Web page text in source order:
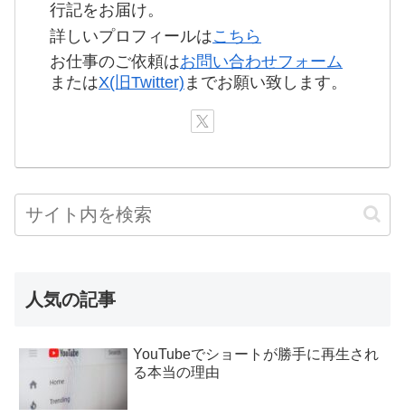
行記をお届け。
詳しいプロフィールはこちら
お仕事のご依頼はお問い合わせフォーム
またはX(旧Twitter) までお願い致します。
人気の記事
YouTubeでショートが勝手に再生され
る本当の理由